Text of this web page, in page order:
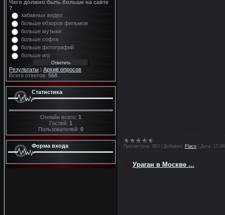
Чего должно быть больше на сайте
?
забавных видео
больше обзоров фильмов
больше музыки
больше софта
больше фотографий
больше игр
Результаты | Архив опросов
Всего ответов: 568
Статистика
Онлайн всего: 1
Гостей: 1
Пользователей: 0
Форма входа Просмотров: 963 Добавил: Flaco Дата:
Ураган в Москве ...